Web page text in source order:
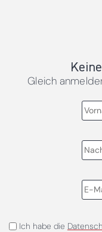
Gleich
Ich habe die